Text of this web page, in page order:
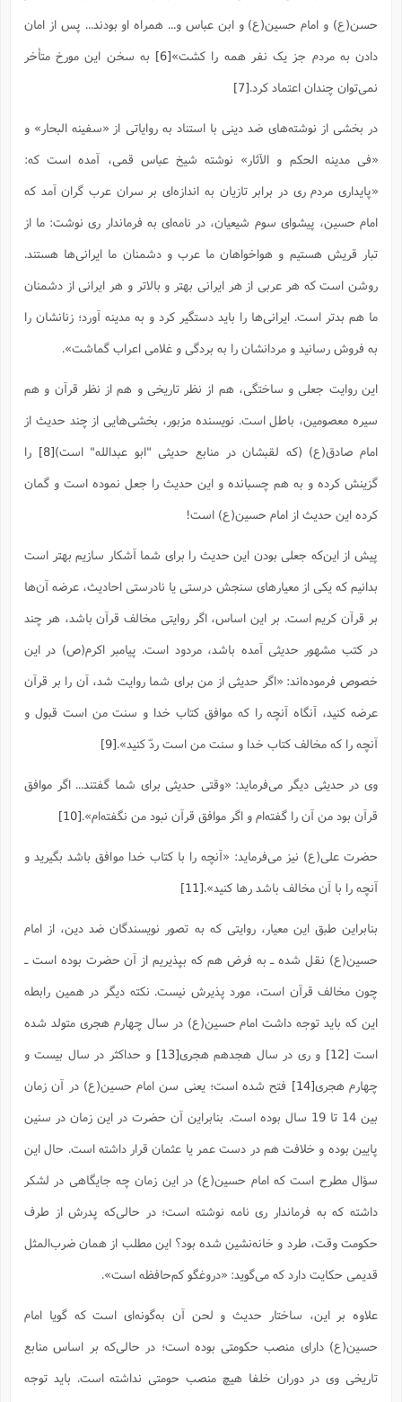
حسن(ع) و امام حسین(ع) و ابن عباس و... همراه او بودند... پس از امان
دادن به مردم جز یک نفر همه را کشت»[6]
به سخن این مورخ متأخر
نمی‌توان چندان اعتماد کرد.[7]
در بخشی از نوشته‌های ضد دینی با استناد به روایاتی از «سفینه البحار» و
«فی مدینه الحکم و الآثار» نوشته شیخ عباس قمی، آمده است که:
«پایداری مردم ری در برابر تازیان به اندازه‌ای بر سران عرب گران آمد که
امام حسین، پیشوای سوم شیعیان، در نامه‌ای به فرماندار ری نوشت: ما از
تبار قریش هستیم و هواخواهان ما عرب و دشمنان ما ایرانی‌ها هستند.
روشن است که هر عربی از هر ایرانی بهتر و بالاتر و هر ایرانی از دشمنان
ما هم بدتر است. ایرانی‌ها را باید دستگیر کرد و به مدینه آورد؛ زنانشان را
به فروش رسانید و مردانشان را به بردگی و غلامی اعراب گماشت».
این روایت جعلی و ساختگی، هم از نظر تاریخی و هم از نظر قرآن و هم
سیره معصومین، باطل است. نویسنده مزبور، بخشی‌هایی از چند حدیث از
امام صادق(ع) (که لقبشان در منابع حدیثی "ابو عبدالله" است)[8]
را
گزینش کرده و به هم چسبانده و این حدیث را جعل نموده است و گمان
کرده این حدیث از امام حسین(ع) است!
پیش از این‌که جعلی بودن این حدیث را برای شما آشکار سازیم بهتر است
بدانیم که یکی از معیارهای سنجش درستی یا نادرستی احادیث، عرضه آن‌ها
بر قرآن کریم است. بر این اساس، اگر روایتی مخالف قرآن باشد، هر چند
در کتب مشهور حدیثی آمده باشد، مردود است. پیامبر اکرم(ص) در این
خصوص فرموده‌اند: «اگر حدیثى از من براى شما روایت شد، آن را بر قرآن
عرضه کنید، آنگاه آنچه را که موافق کتاب خدا و سنت من است قبول و
آنچه را که مخالف کتاب خدا و سنت من است ردّ کنید».‌[9]
وی در حدیثی دیگر می‌فرماید: «وقتی حدیثی برای شما گفتند... اگر موافق
قرآن بود من آن را گفته‌ام و اگر موافق قرآن نبود من نگفته‌ام‌».[10]
حضرت علی(ع) نیز می‌فرماید: «آنچه را با کتاب خدا موافق باشد بگیرید و
آنچه را با آن مخالف باشد رها کنید».[11]
بنابراین طبق این معیار، روایتی که به تصور نویسندگان ضد دین، از امام
حسین(ع) نقل شده ـ به فرض هم که بپذیریم از آن حضرت بوده است ـ
چون مخالف قرآن است، مورد پذیرش نیست. نکته دیگر در همین رابطه
این که باید توجه داشت امام حسین(ع) در سال چهارم هجری متولد شده
است
و ری در سال هجدهم هجری[13]
و حداکثر در سال بیست و
چهارم هجری[14]
فتح شده است؛ یعنی سن امام حسین(ع) در آن زمان
بین 14 تا 19 سال بوده است. بنابراین آن حضرت در این زمان در سنین
پایین بوده و خلافت هم در دست عمر یا عثمان قرار داشته است. حال این
سؤال مطرح است که امام حسین(ع) در این زمان چه جایگاهی در لشکر
داشته که به فرماندار ری نامه نوشته است؛ ‌در حالی‌که پدرش از طرف
حکومت وقت، طرد و خانه‌نشین شده بود؟ این مطلب از همان ضرب‌المثل
قدیمی حکایت دارد که می‌گوید: ‌«دروغگو کم‌حافظه است».
علاوه بر این، ساختار حدیث و لحن آن به‌گونه‌ای است که گویا امام
حسین(ع) دارای منصب حکومتی بوده است؛ در حالی‌که بر اساس منابع
تاریخی وی در دوران خلفا هیچ منصب حومتی نداشته است. باید توجه